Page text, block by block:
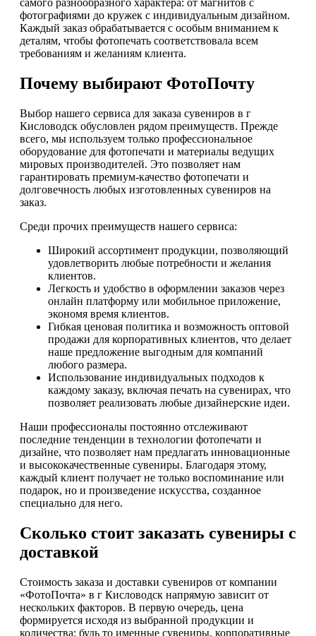
самого разнообразного характера: от магнитов с
фотографиями до кружек с индивидуальным дизайном.
Каждый заказ обрабатывается с особым вниманием к
деталям, чтобы фотопечать соответствовала всем
требованиям и желаниям клиента.
Почему выбирают ФотоПочту
Выбор нашего сервиса для заказа сувениров в г
Кисловодск обусловлен рядом преимуществ. Прежде
всего, мы используем только профессиональное
оборудование для фотопечати и материалы ведущих
мировых производителей. Это позволяет нам
гарантировать премиум-качество фотопечати и
долговечность любых изготовленных сувениров на
заказ.
Среди прочих преимуществ нашего сервиса:
Широкий ассортимент продукции, позволяющий
удовлетворить любые потребности и желания
клиентов.
Легкость и удобство в оформлении заказов через
онлайн платформу или мобильное приложение,
экономя время клиентов.
Гибкая ценовая политика и возможность оптовой
продажи для корпоративных клиентов, что делает
наше предложение выгодным для компаний
любого размера.
Использование индивидуальных подходов к
каждому заказу, включая печать на сувенирах, что
позволяет реализовать любые дизайнерские идеи.
Наши профессионалы постоянно отслеживают
последние тенденции в технологии фотопечати и
дизайне, что позволяет нам предлагать инновационные
и высококачественные сувениры. Благодаря этому,
каждый клиент получает не только воспоминание или
подарок, но и произведение искусства, созданное
специально для него.
Сколько стоит заказать сувениры с
доставкой
Стоимость заказа и доставки сувениров от компании
«ФотоПочта» в г Кисловодск напрямую зависит от
нескольких факторов. В первую очередь, цена
формируется исходя из выбранной продукции и
количества: будь то именные сувениры, корпоративные